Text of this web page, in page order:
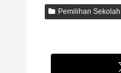
Pemilihan Sekolah